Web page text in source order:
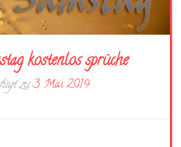
kostenlos sprüche
zu3. Mai 2019